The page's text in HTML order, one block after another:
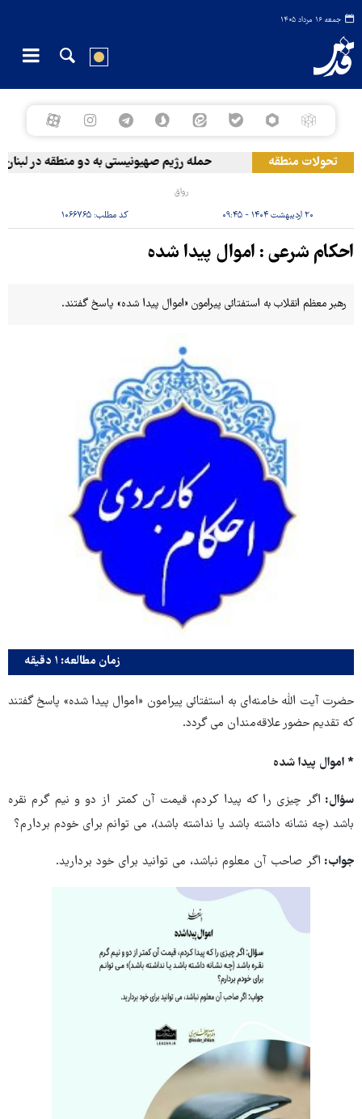
جمعه ۱۶ مرداد ۱۴۰۵
تحولات منطقه حمله رژیم صهیونیستی به دو منطقه در لبنان
رواق
۲۰ اردیبهشت ۱۴۰۴ - ۰۹:۴۵ کد مطلب:۱۰۶۶۷۶۵
احکام شرعی : اموال پیدا شده
رهبر معظم انقلاب به استفتائی پیرامون «اموال پیدا شده» پاسخ گفتند.
زمان مطالعه: ۱ دقیقه
حضرت آیت الله خامنه‌ای به استفتائی پیرامون «اموال پیدا شده» پاسخ گفتند
که تقدیم حضور علاقه‌مندان می گردد.
* اموال پیدا شده
سؤال: اگر چیزی را که پیدا کردم، قیمت آن کمتر از دو و نیم گرم نقره
باشد (چه نشانه داشته باشد یا نداشته باشد)، می توانم برای خودم بردارم؟
جواب: اگر صاحب آن معلوم نباشد، می توانید برای خود بردارید.